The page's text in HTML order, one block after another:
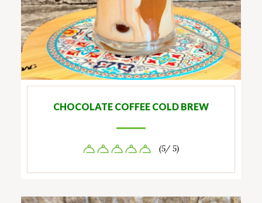
CHOCOLATE COFFEE COLD BREW
(5/ 5)